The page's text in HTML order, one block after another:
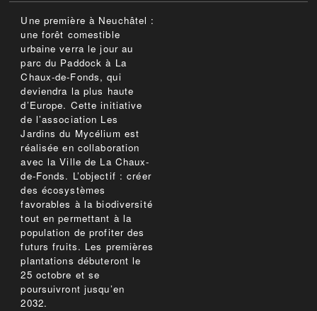
Une première à Neuchâtel :
une forêt comestible
urbaine verra le jour au
parc du Paddock à La
Chaux-de-Fonds, qui
deviendra la plus haute
d’Europe. Cette initiative
de l’association Les
Jardins du Mycélium est
réalisée en collaboration
avec la Ville de La Chaux-
de-Fonds. L’objectif : créer
des écosystèmes
favorables à la biodiversité
tout en permettant à la
population de profiter des
futurs fruits. Les premières
plantations débuteront le
25 octobre et se
poursuivront jusqu’en
2032.